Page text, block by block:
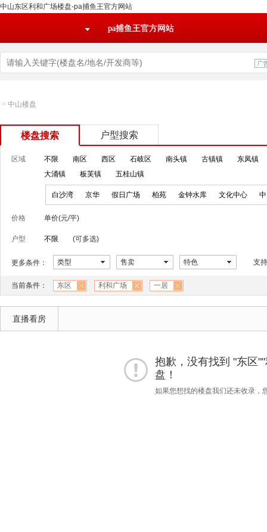
中山东区利和广场楼盘-pa捕鱼王官方网站
pa捕鱼王官方网站
> 中山楼盘
楼盘搜索 户型搜索
区域 不限 南区 西区 石岐区 南头镇 古镇镇
东凤镇
大涌镇
板芙镇 五桂山镇
白沙湾 京华 假日广场 柏苑 金钟水库 文化中心
价格 单价(元/平)
户型 不限 (可多选)
更多条件： 类型 售卖 特色 支
当前条件： 东区 利和广场 一居
直播看房
抱歉，没有找到 "东区
盘！
如果您想找的楼盘我们还未收录，